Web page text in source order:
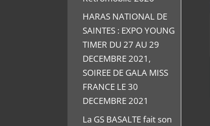
HARAS NATIONAL DE
SAINTES : EXPO YOUNG
TIMER DU 27 AU 29
DECEMBRE 2021,
SOIREE DE GALA MISS
FRANCE LE 30
DECEMBRE 2021
La GS BASALTE fait son